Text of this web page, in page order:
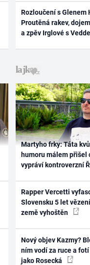
Rozloučení s Glenem
Proutěná rakev,
a zpěv Irglové s
Martyho frky: Táta
humoru málem přišel
vypráví kontroverzní
Rapper Vercetti
Slovensku 5 let
země vyhoštěn
Nový objev Kazmy?
ním vodí za ruce a
jako Rosecká